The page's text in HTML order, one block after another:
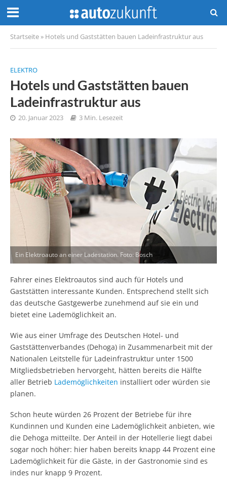
Startseite » Hotels und Gaststätten bauen Ladeinfrastruktur aus
ELEKTRO
Hotels und Gaststätten bauen
Ladeinfrastruktur aus
20. Januar 2023 3 Min. Lesezeit
Ein Elektroauto an einer Ladestation. Foto: Bosch
Fahrer eines Elektroautos sind auch für Hotels und
Gaststätten interessante Kunden. Entsprechend stellt sich
das deutsche Gastgewerbe zunehmend auf sie ein und
bietet eine Lademöglichkeit an.
Wie aus einer Umfrage des Deutschen Hotel- und
Gaststättenverbandes (Dehoga) in Zusammenarbeit mit der
Nationalen Leitstelle für Ladeinfrastruktur unter 1500
Mitgliedsbetrieben hervorgeht, hätten bereits die Hälfte
aller Betrieb Lademöglichkeiten installiert oder würden sie
planen.
Schon heute würden 26 Prozent der Betriebe für ihre
Kundinnen und Kunden eine Lademöglichkeit anbieten, wie
die Dehoga mitteilte. Der Anteil in der Hotellerie liegt dabei
sogar noch höher: hier haben bereits knapp 44 Prozent eine
Lademöglichkeit für die Gäste, in der Gastronomie sind es
indes nur knapp 9 Prozent.